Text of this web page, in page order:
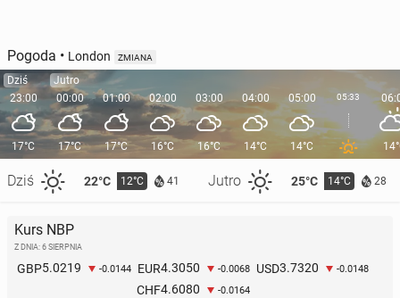
Pogoda • London ZMIANA
Dziś
23:00
17°C
Dziś 22°C 12°C 41 Jutro 25°C 14°C 28
Jutro
00:00
17°C
01:00
17°C
02:00
16°C
03:00
16°C
04:00
14°C
05:00
14°C
05:33
Kurs NBP
Z DNIA: 6 SIERPNIA
GBP5.0219 -0.0144 EUR4.3050 -0.0068 USD3.7320 -0.0148
CHF4.6080 -0.0164